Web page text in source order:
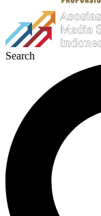
Search